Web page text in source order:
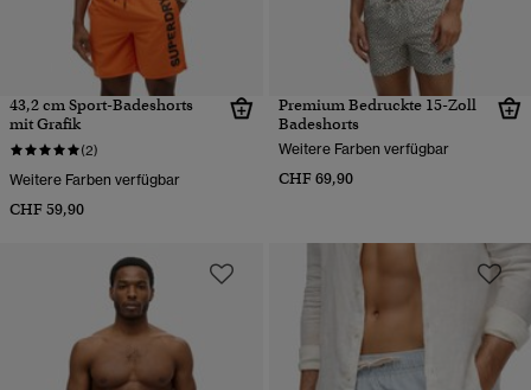
43,2 cm Sport-Badeshorts
mit Grafik
(2)
Weitere Farben verfügbar
CHF 59,90
Premium Bedruckte 15-Zoll
Badeshorts
Weitere Farben verfügbar
CHF 69,90